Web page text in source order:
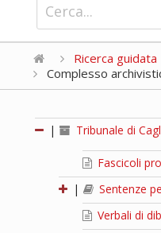
Ricerca guidata
Complesso
| Tribunale di
Fascicoli
|
Sentenze
Verbali di